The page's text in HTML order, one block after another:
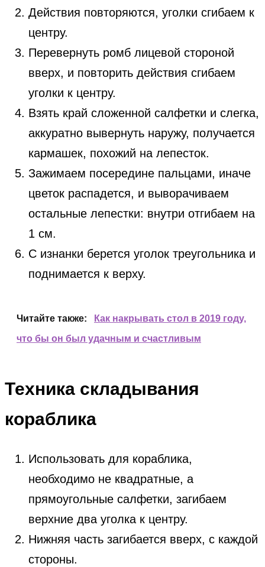
Действия повторяются, уголки сгибаем к
центру.
Перевернуть ромб лицевой стороной
вверх, и повторить действия сгибаем
уголки к центру.
Взять край сложенной салфетки и слегка,
аккуратно вывернуть наружу, получается
кармашек, похожий на лепесток.
Зажимаем посередине пальцами, иначе
цветок распадется, и выворачиваем
остальные лепестки: внутри отгибаем на
1 см.
С изнанки берется уголок треугольника и
поднимается к верху.
Читайте также:
Как накрывать стол в 2019 году,
что бы он был удачным и счастливым
Техника складывания
кораблика
Использовать для кораблика,
необходимо не квадратные, а
прямоугольные салфетки, загибаем
верхние два уголка к центру.
Нижняя часть загибается вверх, с каждой
стороны.